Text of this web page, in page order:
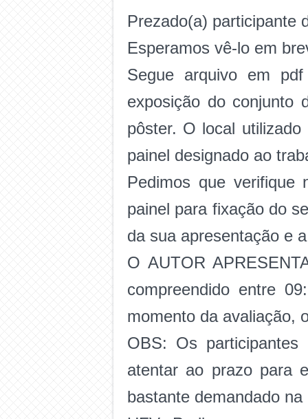
Prezado(a) participante
Esperamos vê-lo em
Segue arquivo em
exposição do conjunto
pôster. O local
painel designado ao
Pedimos que
painel para fixação do
da sua apresentação e
O AUTOR
compreendido entre
momento da avaliação,
OBS: Os
atentar ao prazo para
bastante demandado